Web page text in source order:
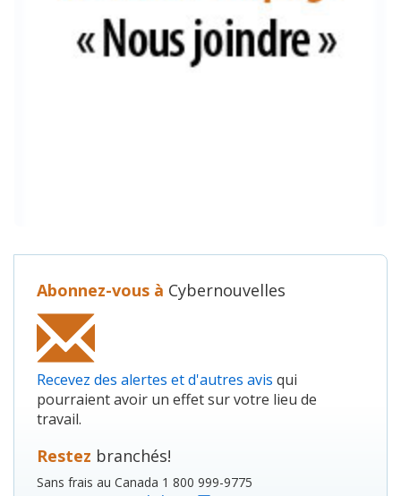
Abonnez-vous à Cybernouvelles
Recevez des alertes et d'autres avis qui
pourraient avoir un effet sur votre lieu de
travail.
Restez branchés!
Sans frais au Canada 1 800 999-9775